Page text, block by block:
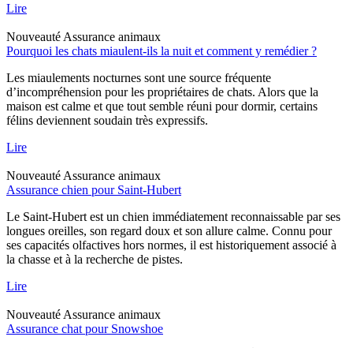
Lire
Nouveauté Assurance animaux
Pourquoi les chats miaulent-ils la nuit et comment y remédier ?
Les miaulements nocturnes sont une source fréquente
d’incompréhension pour les propriétaires de chats. Alors que la
maison est calme et que tout semble réuni pour dormir, certains
félins deviennent soudain très expressifs.
Lire
Nouveauté Assurance animaux
Assurance chien pour Saint-Hubert
Le Saint-Hubert est un chien immédiatement reconnaissable par ses
longues oreilles, son regard doux et son allure calme. Connu pour
ses capacités olfactives hors normes, il est historiquement associé à
la chasse et à la recherche de pistes.
Lire
Nouveauté Assurance animaux
Assurance chat pour Snowshoe